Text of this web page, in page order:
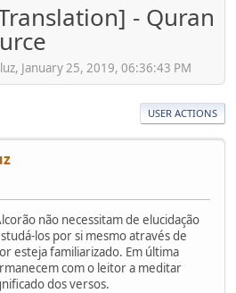
- Quran
January 25, 2019, 06:36:43 PM
USER ACTIONS
não necessitam de elucidação
los por si mesmo através de
esteja familiarizado. Em última
com o leitor a meditar
dos versos.